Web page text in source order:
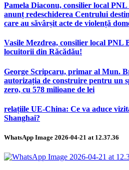
Pamela Diaconu, consilier local
anunț redeschiderea Centrului
care au săvârșit acte de violență
Vasile Mezdrea, consilier local PNL
locuitorii din Răcădău!
George Scripcaru, primar al Mun.
autorizația de construire pentru un
zero, cu 578 milioane de lei
relațiile UE-China: Ce va aduce
Shanghai?
WhatsApp Image 2026-04-21 at 12.37.36